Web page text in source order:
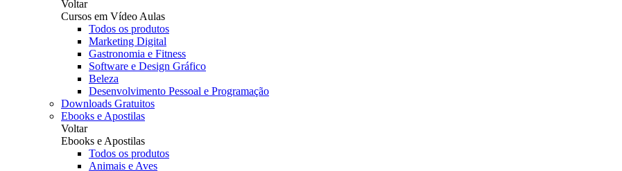
Voltar
Cursos em Vídeo Aulas
Todos os produtos
Marketing Digital
Gastronomia e Fitness
Software e Design Gráfico
Beleza
Desenvolvimento Pessoal e Programação
Downloads Gratuitos
Ebooks e Apostilas
Voltar
Ebooks e Apostilas
Todos os produtos
Animais e Aves